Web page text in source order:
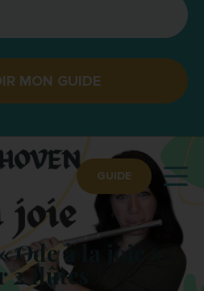
GUIDE
Ode à la joie »
2 flûtes
MON GUIDE